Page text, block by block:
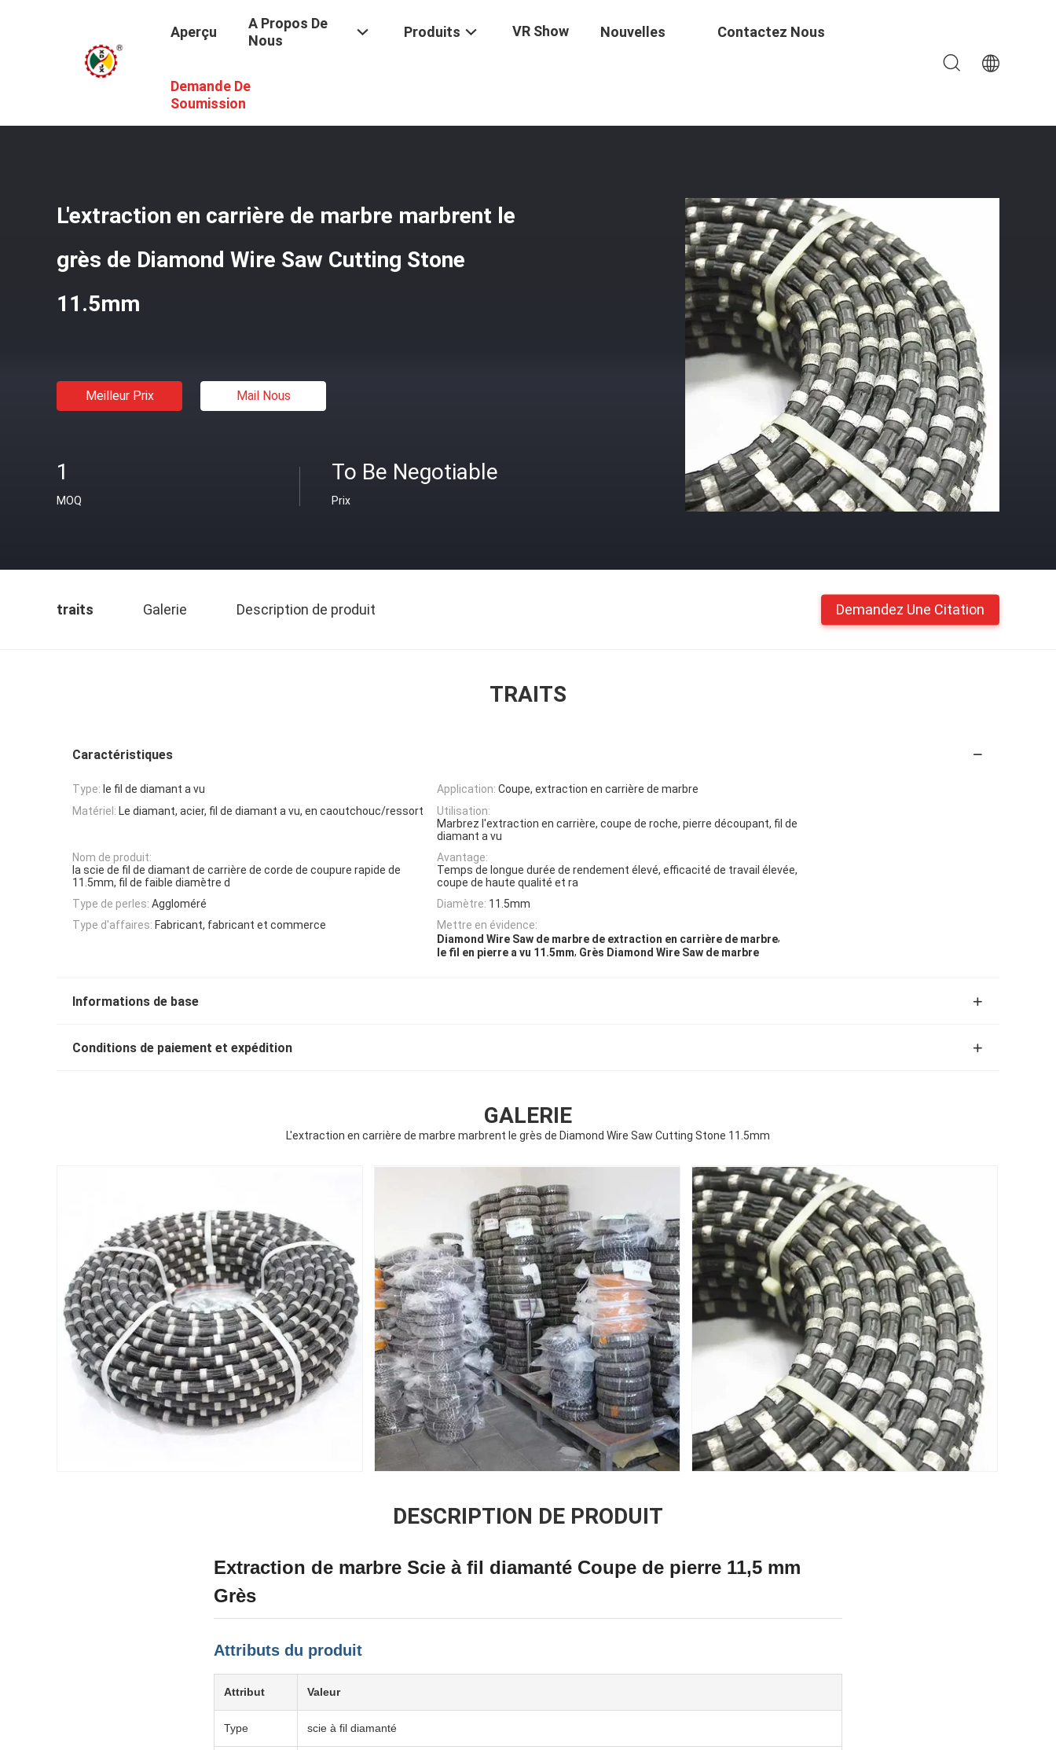
Aperçu
A Propos De
Nous
Produits VR Show Nouvelles Contactez Nous
Demande De
Soumission
Diamond Wire Saw De Marbre
L'extraction en carrière de marbre marbrent le
grès de Diamond Wire Saw Cutting Stone
11.5mm
Meilleur Prix Mail Nous
1
MOQ
To Be Negotiable
Prix
traits Galerie Description de produit Demandez Une Citation
TRAITS
Caractéristiques
Type: le fil de diamant a vu Application: Coupe, extraction en carrière de marbre
Matériel: Le diamant, acier, fil de diamant a vu, en caoutchouc/ressort
Utilisation:
Marbrez l'extraction en carrière, coupe de roche, pierre découpant, fil de
diamant a vu
Nom de produit:
la scie de fil de diamant de carrière de corde de coupure rapide de
11.5mm, fil de faible diamètre d
Avantage:
Temps de longue durée de rendement élevé, efficacité de travail élevée,
coupe de haute qualité et ra
Type de perles: Aggloméré Diamètre: 11.5mm
Type d'affaires: Fabricant, fabricant et commerce
Mettre en évidence:
Diamond Wire Saw de marbre de extraction en carrière de marbre,
le fil en pierre a vu 11.5mm, Grès Diamond Wire Saw de marbre
Informations de base
Conditions de paiement et expédition
GALERIE
L'extraction en carrière de marbre marbrent le grès de Diamond Wire Saw Cutting Stone 11.5mm
DESCRIPTION DE PRODUIT
Extraction de marbre Scie à fil diamanté Coupe de pierre 11,5 mm
Grès
Attributs du produit
Attribut Valeur
Type scie à fil diamanté